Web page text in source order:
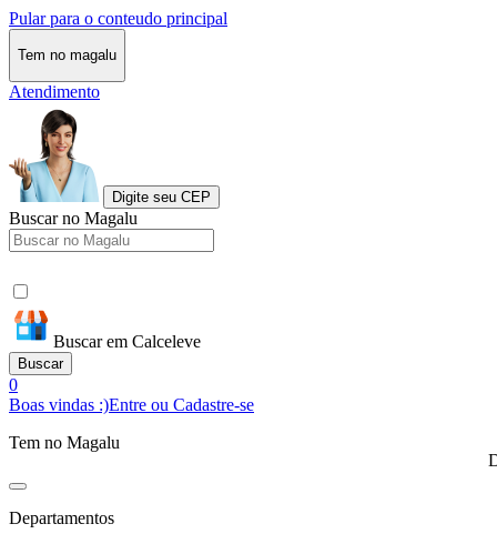
Pular para o conteudo principal
Tem no magalu
Atendimento
Digite seu CEP
Buscar no Magalu
Buscar em Calceleve
Buscar
0
Boas vindas :)Entre ou Cadastre-se
Tem no Magalu
Departamentos